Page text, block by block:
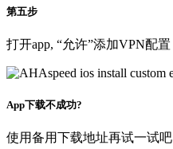
第五步
打开app, “允许”添加VPN配置
App下载不成功?
使用备用下载地址再试一试吧